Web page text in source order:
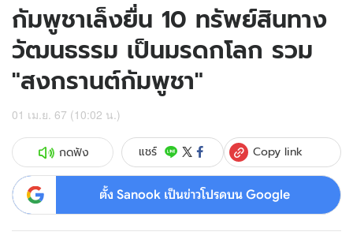
กัมพูชาเล็งยื่น 10 ทรัพย์สินทาง
วัฒนธรรม เป็นมรดกโลก รวม
"สงกรานต์กัมพูชา"
01 เม.ย. 67 (10:02 น.)
กดฟัง แชร์ Copy link
ตั้ง Sanook เป็นข่าวโปรดบน Google